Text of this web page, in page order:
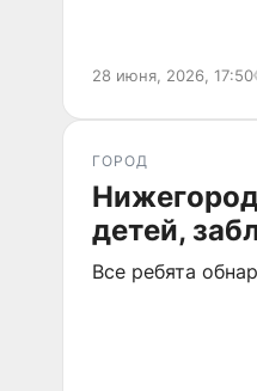
28 июня, 2026, 17:50
ГОРОД
детей,
Все ребята